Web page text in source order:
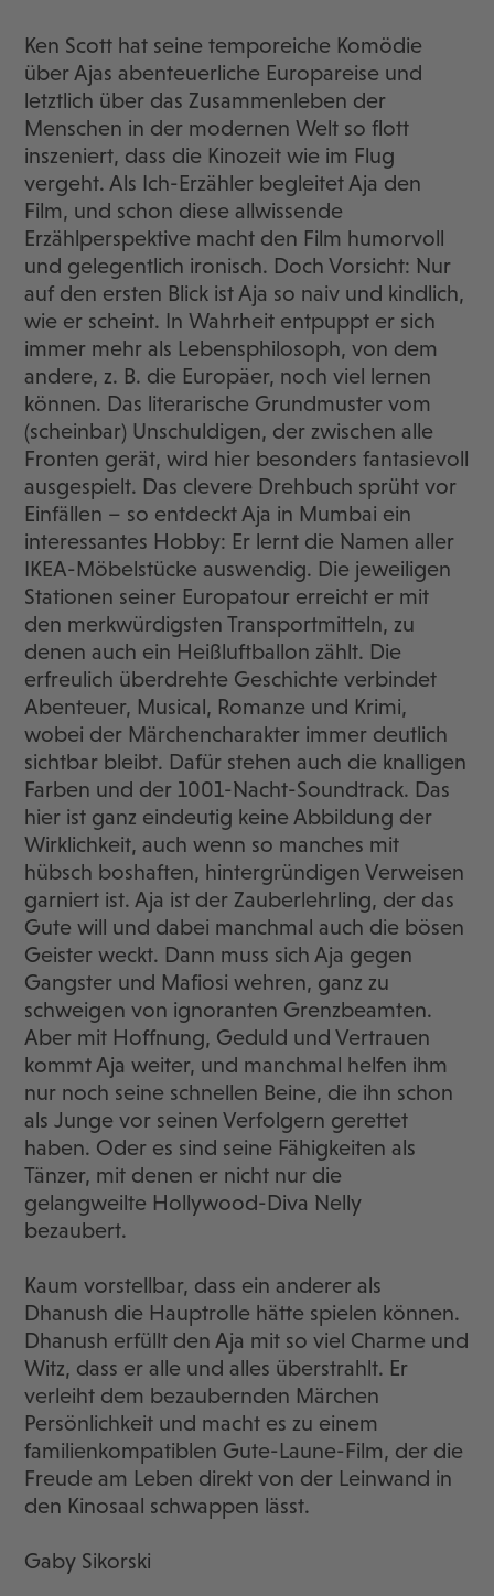
Ken Scott hat seine temporeiche Komödie
über Ajas abenteuerliche Europareise und
letztlich über das Zusammenleben der
Menschen in der modernen Welt so flott
inszeniert, dass die Kinozeit wie im Flug
vergeht. Als Ich-Erzähler begleitet Aja den
Film, und schon diese allwissende
Erzählperspektive macht den Film humorvoll
und gelegentlich ironisch. Doch Vorsicht: Nur
auf den ersten Blick ist Aja so naiv und kindlich,
wie er scheint. In Wahrheit entpuppt er sich
immer mehr als Lebensphilosoph, von dem
andere, z. B. die Europäer, noch viel lernen
können. Das literarische Grundmuster vom
(scheinbar) Unschuldigen, der zwischen alle
Fronten gerät, wird hier besonders fantasievoll
ausgespielt. Das clevere Drehbuch sprüht vor
Einfällen – so entdeckt Aja in Mumbai ein
interessantes Hobby: Er lernt die Namen aller
IKEA-Möbelstücke auswendig. Die jeweiligen
Stationen seiner Europatour erreicht er mit
den merkwürdigsten Transportmitteln, zu
denen auch ein Heißluftballon zählt. Die
erfreulich überdrehte Geschichte verbindet
Abenteuer, Musical, Romanze und Krimi,
wobei der Märchencharakter immer deutlich
sichtbar bleibt. Dafür stehen auch die knalligen
Farben und der 1001-Nacht-Soundtrack. Das
hier ist ganz eindeutig keine Abbildung der
Wirklichkeit, auch wenn so manches mit
hübsch boshaften, hintergründigen Verweisen
garniert ist. Aja ist der Zauberlehrling, der das
Gute will und dabei manchmal auch die bösen
Geister weckt. Dann muss sich Aja gegen
Gangster und Mafiosi wehren, ganz zu
schweigen von ignoranten Grenzbeamten.
Aber mit Hoffnung, Geduld und Vertrauen
kommt Aja weiter, und manchmal helfen ihm
nur noch seine schnellen Beine, die ihn schon
als Junge vor seinen Verfolgern gerettet
haben. Oder es sind seine Fähigkeiten als
Tänzer, mit denen er nicht nur die
gelangweilte Hollywood-Diva Nelly
bezaubert.
Kaum vorstellbar, dass ein anderer als
Dhanush die Hauptrolle hätte spielen können.
Dhanush erfüllt den Aja mit so viel Charme und
Witz, dass er alle und alles überstrahlt. Er
verleiht dem bezaubernden Märchen
Persönlichkeit und macht es zu einem
familienkompatiblen Gute-Laune-Film, der die
Freude am Leben direkt von der Leinwand in
den Kinosaal schwappen lässt.
Gaby Sikorski